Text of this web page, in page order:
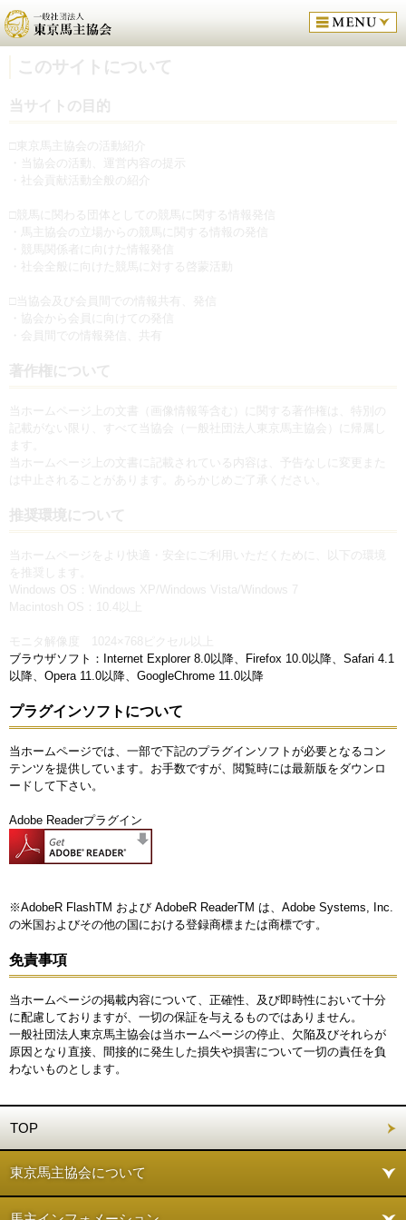
このサイトについて
当サイトの目的
□東京馬主協会の活動紹介
・当協会の活動、運営内容の提示
・社会貢献活動全般の紹介
□競馬に関わる団体としての競馬に関する情報発信
・馬主協会の立場からの競馬に関する情報の発信
・競馬関係者に向けた情報発信
・社会全般に向けた競馬に対する啓蒙活動
□当協会及び会員間での情報共有、発信
・協会から会員に向けての発信
・会員間での情報発信、共有
著作権について
当ホームページ上の文書（画像情報等含む）に関する著作権は、特別の
記載がない限り、すべて当協会（一般社団法人東京馬主協会）に帰属し
当ホームページ上の文書に記載されている内容は、予告なしに変更また
は中止されることがあります。あらかじめご了承ください。
推奨環境について
当ホームページをより快適・安全にご利用いただくために、以下の環境
を推奨します。
Windows OS：Windows XP/Windows Vista/Windows 7
Macintosh OS：10.4以上
モニタ解像度 1024×768ピクセル以上
ブラウザソフト：Internet Explorer 8.0以降、Firefox 10.0以降、Safari 4.1
以降、Opera 11.0以降、GoogleChrome 11.0以降
プラグインソフトについて
当ホームページでは、一部で下記のプラグインソフトが必要となるコン
テンツを提供しています。お手数ですが、閲覧時には最新版をダウンロ
ードして下さい。
Adobe Readerプラグイン
※AdobeR FlashTM および AdobeR ReaderTM は、Adobe Systems, Inc.
の米国およびその他の国における登録商標または商標です。
免責事項
当ホームページの掲載内容について、正確性、及び即時性において十分
に配慮しておりますが、一切の保証を与えるものではありません。
一般社団法人東京馬主協会は当ホームページの停止、欠陥及びそれらが
原因となり直接、間接的に発生した損失や損害について一切の責任を負
わないものとします。
TOP
東京馬主協会について